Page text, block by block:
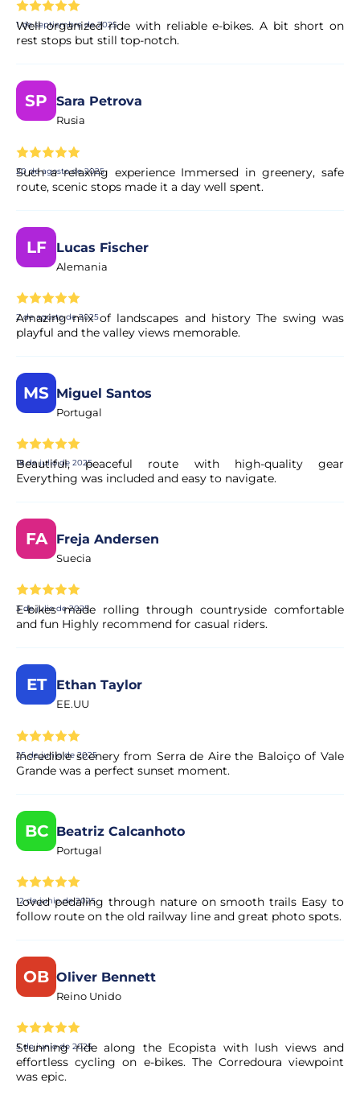
Sí, su reserva se procesa al instante. Nuestro colaborador
realiza una validación rápida para garantizar la
en su correo electrónico.
Sí. Todos los pagos se procesan a través de sistemas
seguros y encriptados, lo que garantiza la total protección
1 de septiembre de 2025
Well organized ride with reliable e-bikes. A bit short on
rest stops but still top-notch.
SP Sara Petrova
Rusia
20 de agosto de 2025
Such a relaxing experience Immersed in greenery, safe
route, scenic stops made it a day well spent.
LF Lucas Fischer
Alemania
2 de agosto de 2025
Amazing mix of landscapes and history The swing was
playful and the valley views memorable.
MS Miguel Santos
Portugal
18 de julio de 2025
Beautiful, peaceful route with high-quality gear
Everything was included and easy to navigate.
FA Freja Andersen
Suecia
3 de julio de 2025
E-bikes made rolling through countryside comfortable
and fun Highly recommend for casual riders.
ET Ethan Taylor
EE.UU
25 de junio de 2025
Incredible scenery from Serra de Aire the Baloiço of Vale
Grande was a perfect sunset moment.
BC Beatriz Calcanhoto
Portugal
12 de junio de 2025
Loved pedaling through nature on smooth trails Easy to
follow route on the old railway line and great photo spots.
OB Oliver Bennett
Reino Unido
5 de junio de 2025
Stunning ride along the Ecopista with lush views and
effortless cycling on e-bikes. The Corredoura viewpoint
was epic.